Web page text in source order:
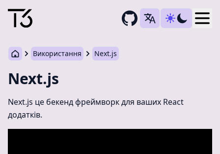
Використання Next.js
Next.js
Next.js це бекенд фреймворк для ваших React
додатків.